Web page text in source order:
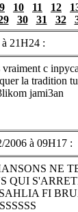
9 10 11 12
30 31 32
21H24 :
c
la tradition
jami3an
2006 à 09H17 :
NE
QUI
FI